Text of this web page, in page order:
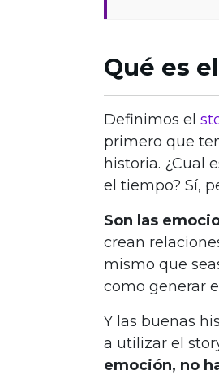
Qué es
Definimos el
primero que
historia. ¿Cual
el tiempo? Sí,
Son las
crean
mismo que
como generar
Y las buenas
a utilizar el
emoción, no